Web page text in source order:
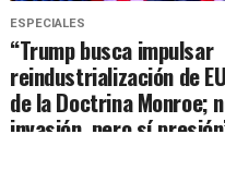
ESPECIALES
“Trump busca impulsar
reindustrialización de
de la Doctrina Monroe;
invasión, pero sí